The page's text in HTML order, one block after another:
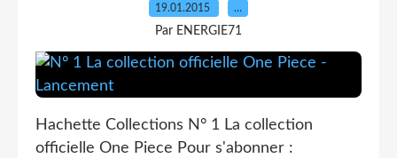
19.01.2015 …
Par ENERGIE71
Hachette Collections N° 1 La collection
officielle One Piece Pour s'abonner :